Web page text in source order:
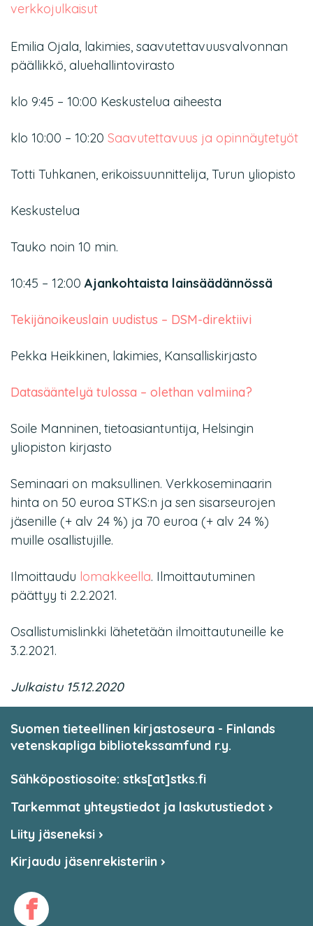
verkkojulkaisut
Emilia Ojala, lakimies, saavutettavuusvalvonnan
päällikkö, aluehallintovirasto
klo 9:45 – 10:00 Keskustelua aiheesta
klo 10:00 – 10:20 Saavutettavuus ja opinnäytetyöt
Totti Tuhkanen, erikoissuunnittelija, Turun yliopisto
Keskustelua
Tauko noin 10 min.
10:45 – 12:00 Ajankohtaista lainsäädännössä
Tekijänoikeuslain uudistus – DSM-direktiivi
Pekka Heikkinen, lakimies, Kansalliskirjasto
Datasääntelyä tulossa – olethan valmiina?
Soile Manninen, tietoasiantuntija, Helsingin
yliopiston kirjasto
Seminaari on maksullinen. Verkkoseminaarin
hinta on 50 euroa STKS:n ja sen sisarseurojen
jäsenille (+ alv 24 %) ja 70 euroa (+ alv 24 %)
muille osallistujille.
Ilmoittaudu lomakkeella. Ilmoittautuminen
päättyy ti 2.2.2021.
Osallistumislinkki lähetetään ilmoittautuneille ke
3.2.2021.
Julkaistu 15.12.2020
Suomen tieteellinen kirjastoseura - Finlands
vetenskapliga bibliotekssamfund r.y.
Sähköpostiosoite: stks[at]stks.fi
Tarkemmat yhteystiedot ja laskutustiedot
Liity jäseneksi
Kirjaudu jäsenrekisteriin